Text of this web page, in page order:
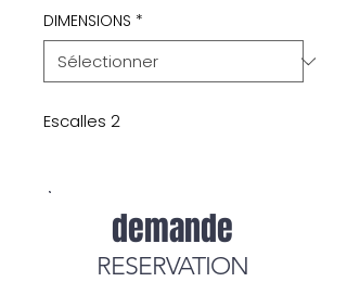
DIMENSIONS *
Escalles 2
demande
RESERVATION